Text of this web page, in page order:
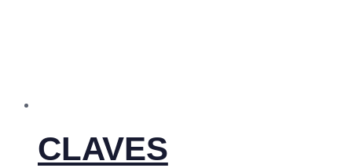
CLAVES